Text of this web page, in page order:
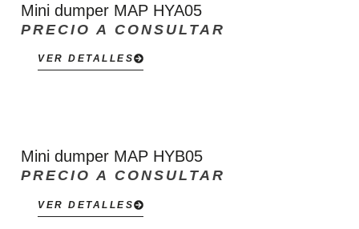
Mini dumper MAP HYA05
PRECIO A CONSULTAR
VER DETALLES
Mini dumper MAP HYB05
PRECIO A CONSULTAR
VER DETALLES